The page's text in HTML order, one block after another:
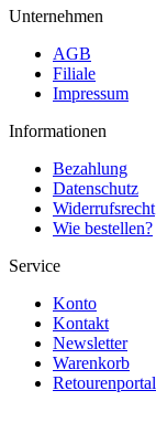
Unternehmen
AGB
Filiale
Impressum
Informationen
Bezahlung
Datenschutz
Widerrufsrecht
Wie bestellen?
Service
Konto
Kontakt
Newsletter
Warenkorb
Retourenportal